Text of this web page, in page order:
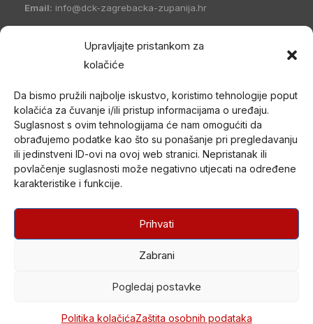
Upravljajte pristankom za
kolačiće
Da bismo pružili najbolje iskustvo, koristimo tehnologije poput
kolačića za čuvanje i/ili pristup informacijama o uređaju.
Suglasnost s ovim tehnologijama će nam omogućiti da
obrađujemo podatke kao što su ponašanje pri pregledavanju
ili jedinstveni ID-ovi na ovoj web stranici. Nepristanak ili
povlačenje suglasnosti može negativno utjecati na određene
karakteristike i funkcije.
Prihvati
Zabrani
Pogledaj postavke
Politika kolačićaZaštita osobnih podataka
Email: info@dck-zagrebacka-zupanija.hr
21096894110
HR5023600001101458235
županije(DCK Zagrebačke županije) osnovano je 1998. godine
u Zagrebu. Po organizacijskom ustrojstvu je zajednica udruga
Gradskih društava Crvenog križa (kao ustrojstvenih oblika –
članica) i jedan od ustrojstvenih oblika Hrvatskog Crvenog križa.
U svom radu promiče humanitarne ciljeve i provodi akcije od opće
koristi nepristrano i bez diskriminacije te djeluje na temelju misije i
polumjeseca.